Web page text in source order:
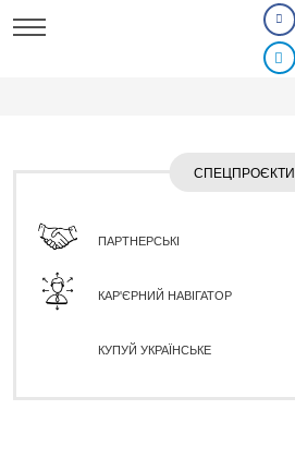
СПЕЦПРОЄКТИ
ПАРТНЕРСЬКІ
КАР'ЄРНИЙ НАВІГАТОР
КУПУЙ УКРАЇНСЬКЕ